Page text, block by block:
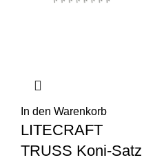
In den Warenkorb
LITECRAFT
TRUSS Koni-Satz